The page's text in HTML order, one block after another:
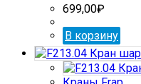
699,00₽
В корзину